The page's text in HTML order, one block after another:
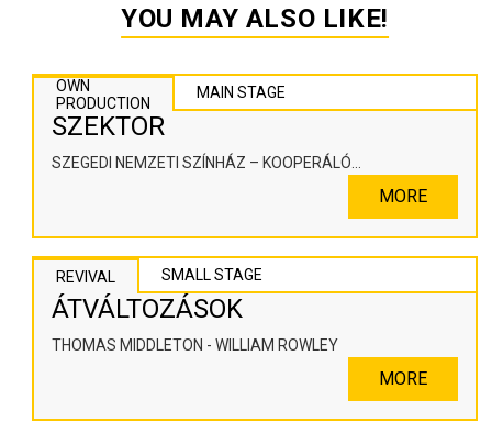
YOU MAY ALSO LIKE!
OWN
PRODUCTION
MAIN STAGE
SZEKTOR
SZEGEDI NEMZETI SZÍNHÁZ – KOOPERÁLÓ
MORE
REVIVAL SMALL STAGE
ÁTVÁLTOZÁSOK
THOMAS MIDDLETON - WILLIAM ROWLEY
MORE